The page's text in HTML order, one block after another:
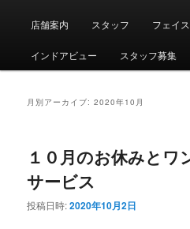
ュ
店舗案内 スタッフ フェイ
インドアビュー スタッフ募集
月別アーカイブ:2020年10月
１０月のお休みとワ
サービス
投稿日時:2020年10月2日